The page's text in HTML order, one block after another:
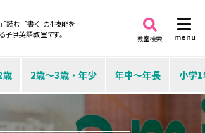
「読む」「書く」の4技能を
子供英語教室です。
menu
教室検索
歳 2歳～3歳・年少 年中～年長 小学